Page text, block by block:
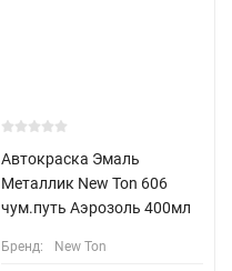
Автокраска Эмаль
Металлик New Ton 606
чум.путь Аэрозоль 400мл
Бренд: New Ton